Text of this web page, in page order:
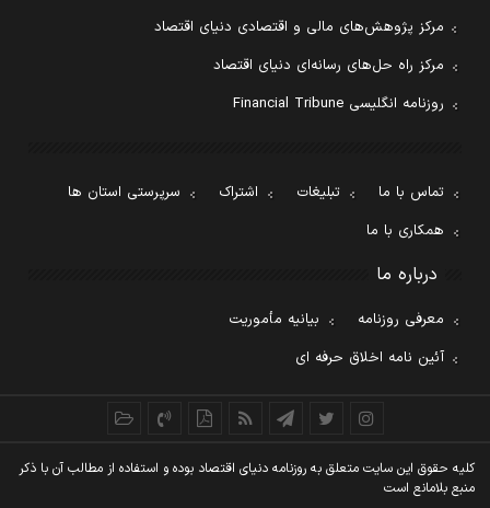
مرکز پژوهش‌های مالی و اقتصادی دنیای اقتصاد
مرکز راه حل‌های رسانه‌ای دنیای اقتصاد
روزنامه انگلیسی Financial Tribune
تماس با ما تبلیغات اشتراک
سرپرستی استان ها
همکاری با ما
درباره ما
معرفی روزنامه
بیانیه مأموریت
آئین نامه اخلاق حرفه ای
کليه حقوق اين سايت متعلق به روزنامه دنيای اقتصاد بوده و استفاده از مطالب آن با ذکر
منبع بلامانع است